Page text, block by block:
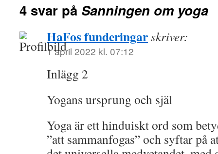
4 svar på Sanningen om yoga
HaFos funderingarskriver:
1 april 2022 kl. 07:12
Inlägg 2
Yogans ursprung och själ
Yoga är ett hinduiskt ord som
”att sammanfogas” och syftar på